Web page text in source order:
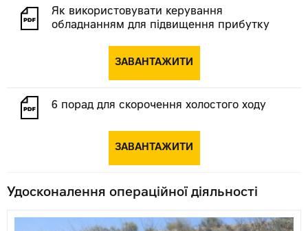
Як використовувати керування
обладнанням для підвищення прибутку
ЗАВАНТАЖИТИ
6 порад для скорочення холостого ходу
ЗАВАНТАЖИТИ
Удосконалення операційної діяльності